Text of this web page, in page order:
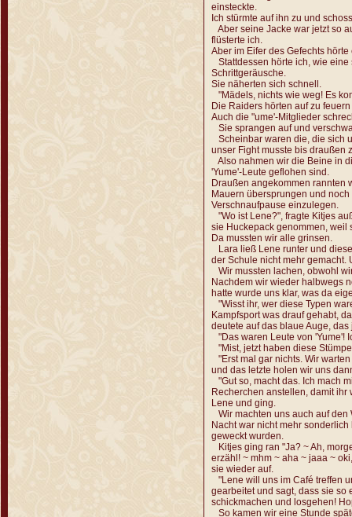
einsteckte.
Ich stürmte auf ihn zu und
Aber seine Jacke war jetzt so
flüsterte ich.
Aber im Eifer des Gefechts
Stattdessen hörte ich, wie
Schrittgeräusche.
Sie näherten sich schnell.
"Mädels, nichts wie weg! Es
Die Raiders hörten auf zu
Auch die "ume'-Mitglieder
Sie sprangen auf und
Scheinbar waren die, die sich
unser Fight musste bis draußen
Also nahmen wir die Beine in
'Yume'-Leute geflohen sind.
Draußen angekommen rannten
Mauern übersprungen und
Verschnaufpause einzulegen.
"Wo ist Lene?", fragte Kitjes
sie Huckepack genommen, weil
Da mussten wir alle grinsen.
Lara ließ Lene runter und
der Schule nicht mehr gemacht.
Wir mussten lachen, obwohl
Nachdem wir wieder halbwegs
hatte wurde uns klar, was da
"Wisst ihr, wer diese Typen
Kampfsport was drauf gehabt,
deutete auf das blaue Auge,
"Das waren Leute von 'Yume'!
"Mist, jetzt haben diese
"Erst mal gar nichts. Wir
und das letzte holen wir uns
"Gut so, macht das. Ich mach
Recherchen anstellen, damit ihr
Lene und ging.
Wir machten uns auch auf den
Nacht war nicht mehr
geweckt wurden.
Kitjes ging ran "Ja? ~ Ah,
erzähl! ~ mhm ~ aha ~ jaaa ~
sie wieder auf.
"Lene will uns im Café treffen
gearbeitet und sagt, dass sie so
schickmachen und losgehen!
So kamen wir eine Stunde